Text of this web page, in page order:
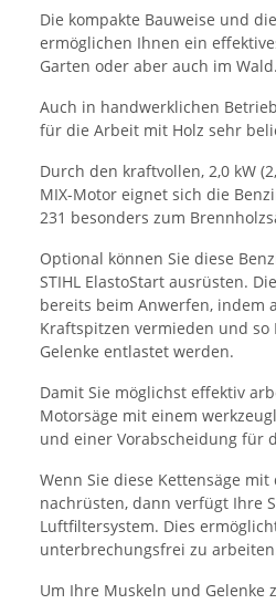
Die kompakte Bauweise und
ermöglichen Ihnen ein
Garten oder aber auch im Wald.
Auch in handwerklichen
für die Arbeit mit Holz sehr
Durch den kraftvollen, 2,0 kW
MIX-Motor eignet sich die
231 besonders zum
Optional können Sie diese
STIHL ElastoStart ausrüsten.
bereits beim Anwerfen, indem
Kraftspitzen vermieden und so
Gelenke entlastet werden.
Damit Sie möglichst effektiv
Motorsäge mit einem
und einer Vorabscheidung für
Wenn Sie diese Kettensäge
nachrüsten, dann verfügt Ihre
Luftfiltersystem. Dies
unterbrechungsfrei zu
Um Ihre Muskeln und Gelenke